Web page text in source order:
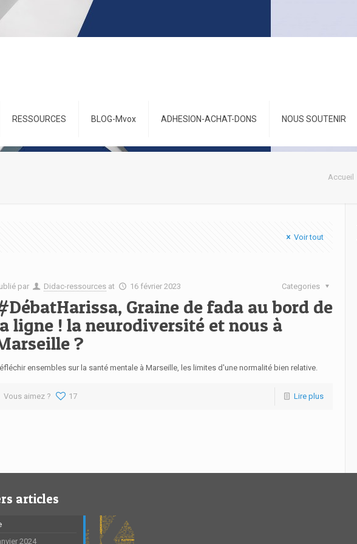
RESSOURCES BLOG-Mvox ADHESION-ACHAT-DONS NOUS SOUTENIR
Accueil
Voir tout
par Didac-ressources at 16 février 2023 Categories
Graine de fada au bord de
ligne ! la neurodiversité et nous à
?
ensembles sur la santé mentale à Marseille, les limites d'une normalité bien relative.
Vous aimez ? 17 Lire plus
articles
2024